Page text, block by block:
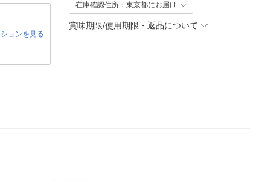
ョンを見る
在庫確認住所：東京都にお届け
賞味期限/使用期限・返品について